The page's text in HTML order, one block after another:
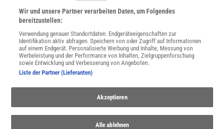
Wir und unsere Partner verarbeiten Daten, um Folgendes
bereitzustellen:
Verwendung genauer Standortdaten. Endgeräteeigenschaften zur
Identifikation aktiv abfragen. Speichern von oder Zugriff auf Informationen
auf einem Endgerät. Personalisierte Werbung und Inhalte, Messung von
Werbeleistung und der Performance von Inhalten, Zielgruppenforschung
sowie Entwicklung und Verbesserung von Angeboten.
Liste der Partner (Lieferanten)
Akzeptieren
Alle ablehnen